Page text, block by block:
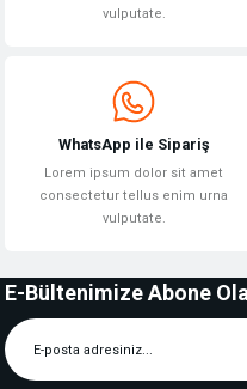
vulputate.
WhatsApp ile Sipariş
Lorem ipsum dolor sit amet
consectetur tellus enim urna
vulputate.
E-Bültenimize Abone